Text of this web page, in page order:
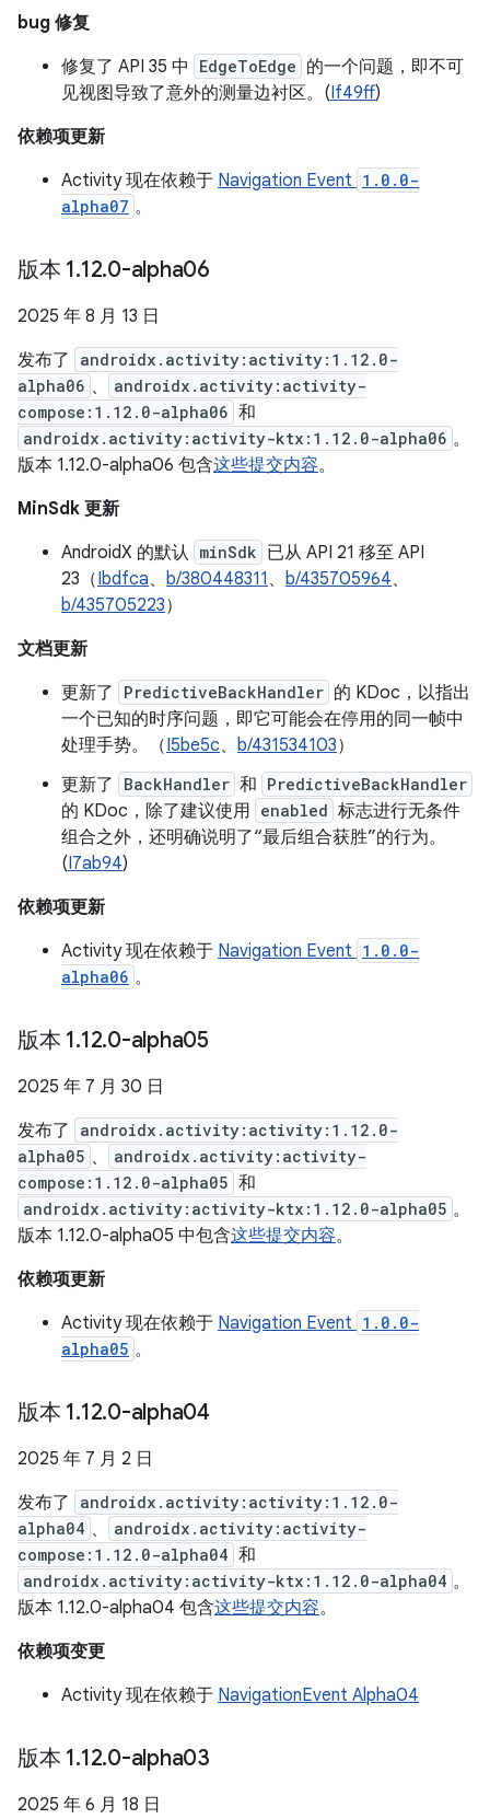
bug 修复
修复了 API 35 中
EdgeToEdge 的一个问题，即不可
见视图导致了意外的测量边衬区。(If49ff)
依赖项更新
Activity 现在依赖于 Navigation Event 1.0.0-
alpha07 。
版本 1.12.0-alpha06
2025 年 8 月 13 日
发布了
androidx.activity:activity:1.12.0-
alpha06 、
androidx.activity:activity-
compose:1.12.0-alpha06 和
androidx.activity:activity-ktx:1.12.0-alpha06 。
版本 1.12.0-alpha06 包含这些提交内容。
MinSdk 更新
AndroidX 的默认 minSdk 已从 API 21 移至 API
23（Ibdfca、 b/380448311 、 b/435705964、
b/435705223）
文档更新
更新了
PredictiveBackHandler 的 KDoc，以指出
一个已知的时序问题，即它可能会在停用的同一帧中
处理手势。（I5be5c、 b/431534103）
更新了
BackHandler 和 PredictiveBackHandler
的 KDoc，除了建议使用 enabled 标志进行无条件
组合之外，还明确说明了“最后组合获胜”的行为。
(I7ab94)
依赖项更新
Activity 现在依赖于 Navigation Event 1.0.0-
alpha06 。
版本 1.12.0-alpha05
2025 年 7 月 30 日
发布了
androidx.activity:activity:1.12.0-
alpha05 、
androidx.activity:activity-
compose:1.12.0-alpha05 和
androidx.activity:activity-ktx:1.12.0-alpha05 。
版本 1.12.0-alpha05 中包含这些提交内容。
依赖项更新
Activity 现在依赖于 Navigation Event 1.0.0-
alpha05 。
版本 1.12.0-alpha04
2025 年 7 月 2 日
发布了
androidx.activity:activity:1.12.0-
alpha04 、
androidx.activity:activity-
compose:1.12.0-alpha04 和
androidx.activity:activity-ktx:1.12.0-alpha04 。
版本 1.12.0-alpha04 包含这些提交内容。
依赖项变更
Activity 现在依赖于 NavigationEvent Alpha04
版本 1.12.0-alpha03
2025 年 6 月 18 日